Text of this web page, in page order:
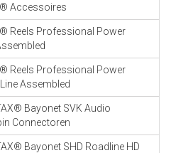
Accessoires
Reels Professional Power
Reels Professional Power
Assembled
Bayonet SVK Audio
Connectoren
Bayonet SHD Roadline HD